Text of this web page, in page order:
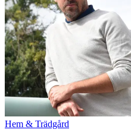
Hem & Trädgård